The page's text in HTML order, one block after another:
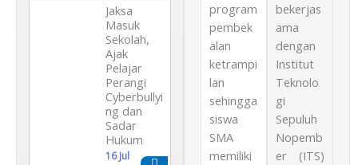
Jaksa
Masuk
Sekolah,
Ajak
Pelajar
Perangi
Cyberbullyi
ng dan
Sadar
Hukum
16 Jul
program
pembek
alan
ketrampi
lan
sehingga
siswa
SMA
memiliki
bekerjas
ama
dengan
Institut
Teknolo
gi
Sepuluh
Nopemb
er (ITS)